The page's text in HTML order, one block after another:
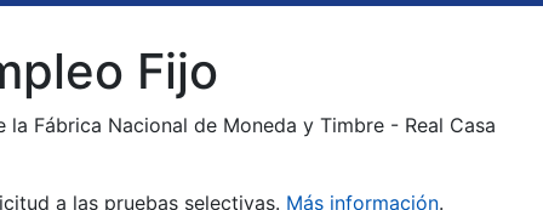
Fijo
Fábrica Nacional de Moneda y Timbre - Real Casa
a las pruebas selectivas. Más información.